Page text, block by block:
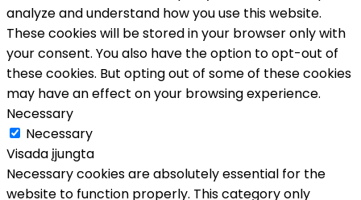
analyze and understand how you use this website.
These cookies will be stored in your browser only with
your consent. You also have the option to opt-out of
these cookies. But opting out of some of these cookies
may have an effect on your browsing experience.
Necessary
Necessary
Visada įjungta
Necessary cookies are absolutely essential for the
website to function properly. This category only